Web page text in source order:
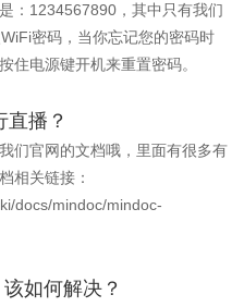
：1234567890，其中只有我们
密码，当你忘记您的密码时
住电源键开机来重置密码。
播？
们官网的文档哦，里面有很多有
相关链接：
docs/mindoc/mindoc-
如何解决？